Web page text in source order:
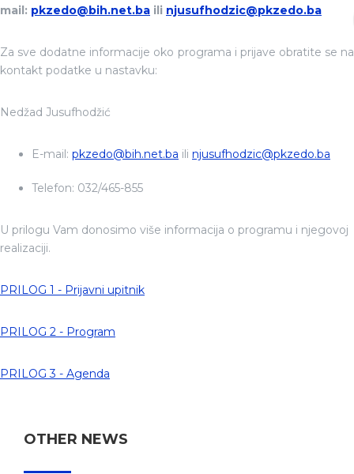
mail: pkzedo@bih.net.ba ili njusufhodzic@pkzedo.ba
Za sve dodatne informacije oko programa i prijave obratite se na
kontakt podatke u nastavku:
Nedžad Jusufhodžić
E-mail: pkzedo@bih.net.ba ili njusufhodzic@pkzedo.ba
Telefon: 032/465-855
U prilogu Vam donosimo više informacija o programu i njegovoj
realizaciji.
PRILOG 1 - Prijavni upitnik
PRILOG 2 - Program
PRILOG 3 - Agenda
OTHER NEWS